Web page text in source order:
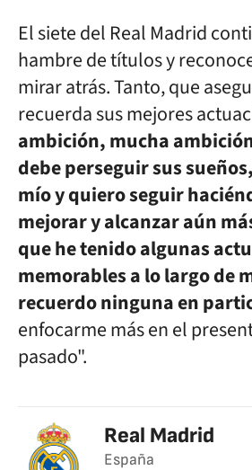
El siete del Real Madrid
hambre de títulos y
mirar atrás. Tanto, que
recuerda sus mejores
ambición, mucha
debe perseguir sus
mío y quiero seguir
mejorar y alcanzar aún
que he tenido algunas
memorables a lo largo de
recuerdo ninguna en
enfocarme más en el
pasado".
Real Madrid
España